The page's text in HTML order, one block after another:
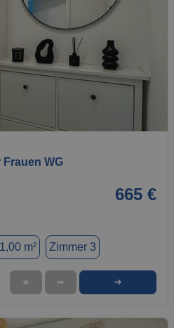
Frauen WG
665 €
m² Zimmer 3
★ ➦ ➜